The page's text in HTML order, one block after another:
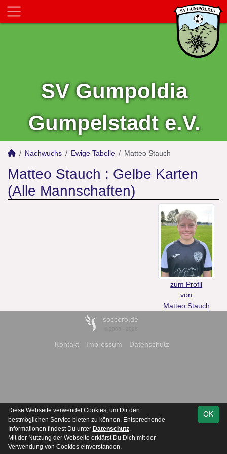
SV Gumpoldia
Gumpelstadt e.V.
Nachwuchs Ewige Tabelle Matteo Stauch
Matteo Stauch : Gelbe Karten
(Alle Mannschaften)
zum Profil
von
Matteo Stauch
soccero.de
Kontakt Impressum Datenschutz
OK
Diese Webseite verwendet Cookies, um Dir den
bestmöglichen Service bieten zu können. Entsprechende
Informationen findest Du unter Datenschutz.
Mit der Nutzung der Webseite erklärst Du Dich mit der
Verwendung von Cookies einverstanden.